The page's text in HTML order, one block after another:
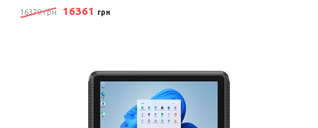
16379 грн 16361 грн